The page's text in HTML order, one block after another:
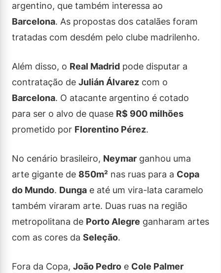
argentino, que também interessa ao
Barcelona. As propostas dos catalães foram
tratadas com desdém pelo clube madrilenho.
Além disso, o Real Madrid pode disputar a
contratação de Julián Álvarez com o
Barcelona. O atacante argentino é cotado
para ser o alvo de quase R$ 900 milhões
prometido por Florentino Pérez.
No cenário brasileiro, Neymar ganhou uma
arte gigante de 850m² nas ruas para a Copa
do Mundo. Dunga e até um vira-lata caramelo
também viraram arte. Duas ruas na região
metropolitana de Porto Alegre ganharam artes
com as cores da Seleção.
Fora da Copa, João Pedro e Cole Palmer